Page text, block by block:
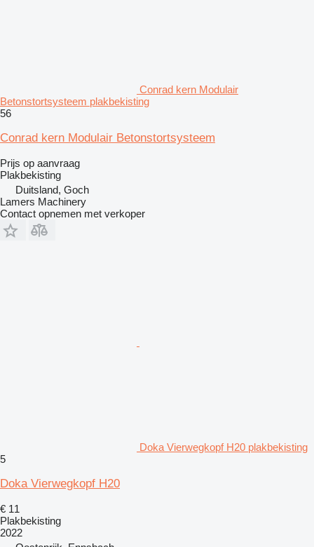
Conrad kern Modulair
Betonstortsysteem plakbekisting
56
Conrad kern Modulair Betonstortsysteem
Prijs op aanvraag
Plakbekisting
Duitsland, Goch
Lamers Machinery
Contact opnemen met verkoper
Doka Vierwegkopf H20 plakbekisting
5
Doka Vierwegkopf H20
€ 11
Plakbekisting
2022